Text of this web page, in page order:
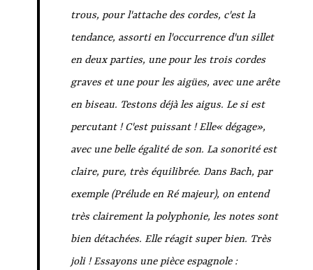
trous, pour l'attache des cordes, c'est la
tendance, assorti en l'occurrence d'un sillet
en deux parties, une pour les trois cordes
graves et une pour les aigües, avec une arête
en biseau. Testons déjà les aigus. Le si est
percutant ! C'est puissant ! Elle« dégage»,
avec une belle égalité de son. La sonorité est
claire, pure, très équilibrée. Dans Bach, par
exemple (Prélude en Ré majeur), on entend
très clairement la polyphonie, les notes sont
bien détachées. Elle réagit super bien. Très
joli ! Essayons une pièce espagnole :